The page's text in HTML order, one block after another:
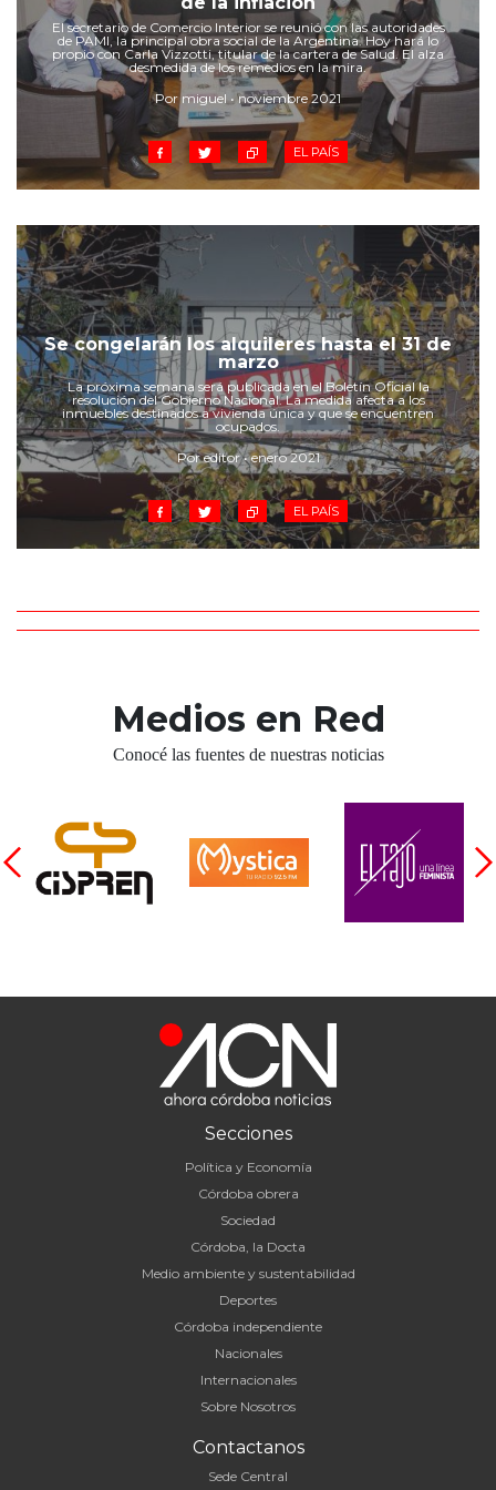
Cruz del Eje
Corredor de Ansenuza
La Carlota y zona
Laboulaye y sur
Bell Ville
Río Tercero
Despeñaderos
El secretario de Comercio Interior se reunió con las autoridades
de PAMI, la principal obra social de la Argentina. Hoy hará lo
propio con Carla Vizzotti, titular de la cartera de Salud. El alza
desmedida de los remedios en la mira.
Por miguel • noviembre 2021
EL PAÍS
Se congelarán los alquileres hasta el 31 de
marzo
La próxima semana será publicada en el Boletín Oficial la
resolución del Gobierno Nacional. La medida afecta a los
inmuebles destinados a vivienda única y que se encuentren
ocupados.
Por editor • enero 2021
EL PAÍS
Medios en Red
Conocé las fuentes de nuestras noticias
Secciones
Política y Economía
Córdoba obrera
Sociedad
Córdoba, la Docta
Medio ambiente y sustentabilidad
Deportes
Córdoba independiente
Nacionales
Internacionales
Sobre Nosotros
Contactanos
Sede Central